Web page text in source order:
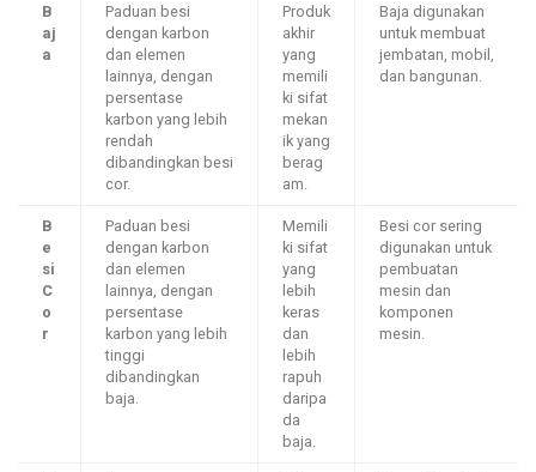
B
aj
a
Paduan besi
dengan karbon
dan elemen
lainnya, dengan
persentase
karbon yang lebih
rendah
dibandingkan besi
cor.
Produk
akhir
yang
memili
ki sifat
mekan
ik yang
berag
am.
Baja digunakan
untuk membuat
jembatan, mobil,
dan bangunan.
B
e
si
C
o
r
Paduan besi
dengan karbon
dan elemen
lainnya, dengan
persentase
karbon yang lebih
tinggi
dibandingkan
baja.
Memili
ki sifat
yang
lebih
keras
dan
lebih
rapuh
daripa
da
baja.
Besi cor sering
digunakan untuk
pembuatan
mesin dan
komponen
mesin.